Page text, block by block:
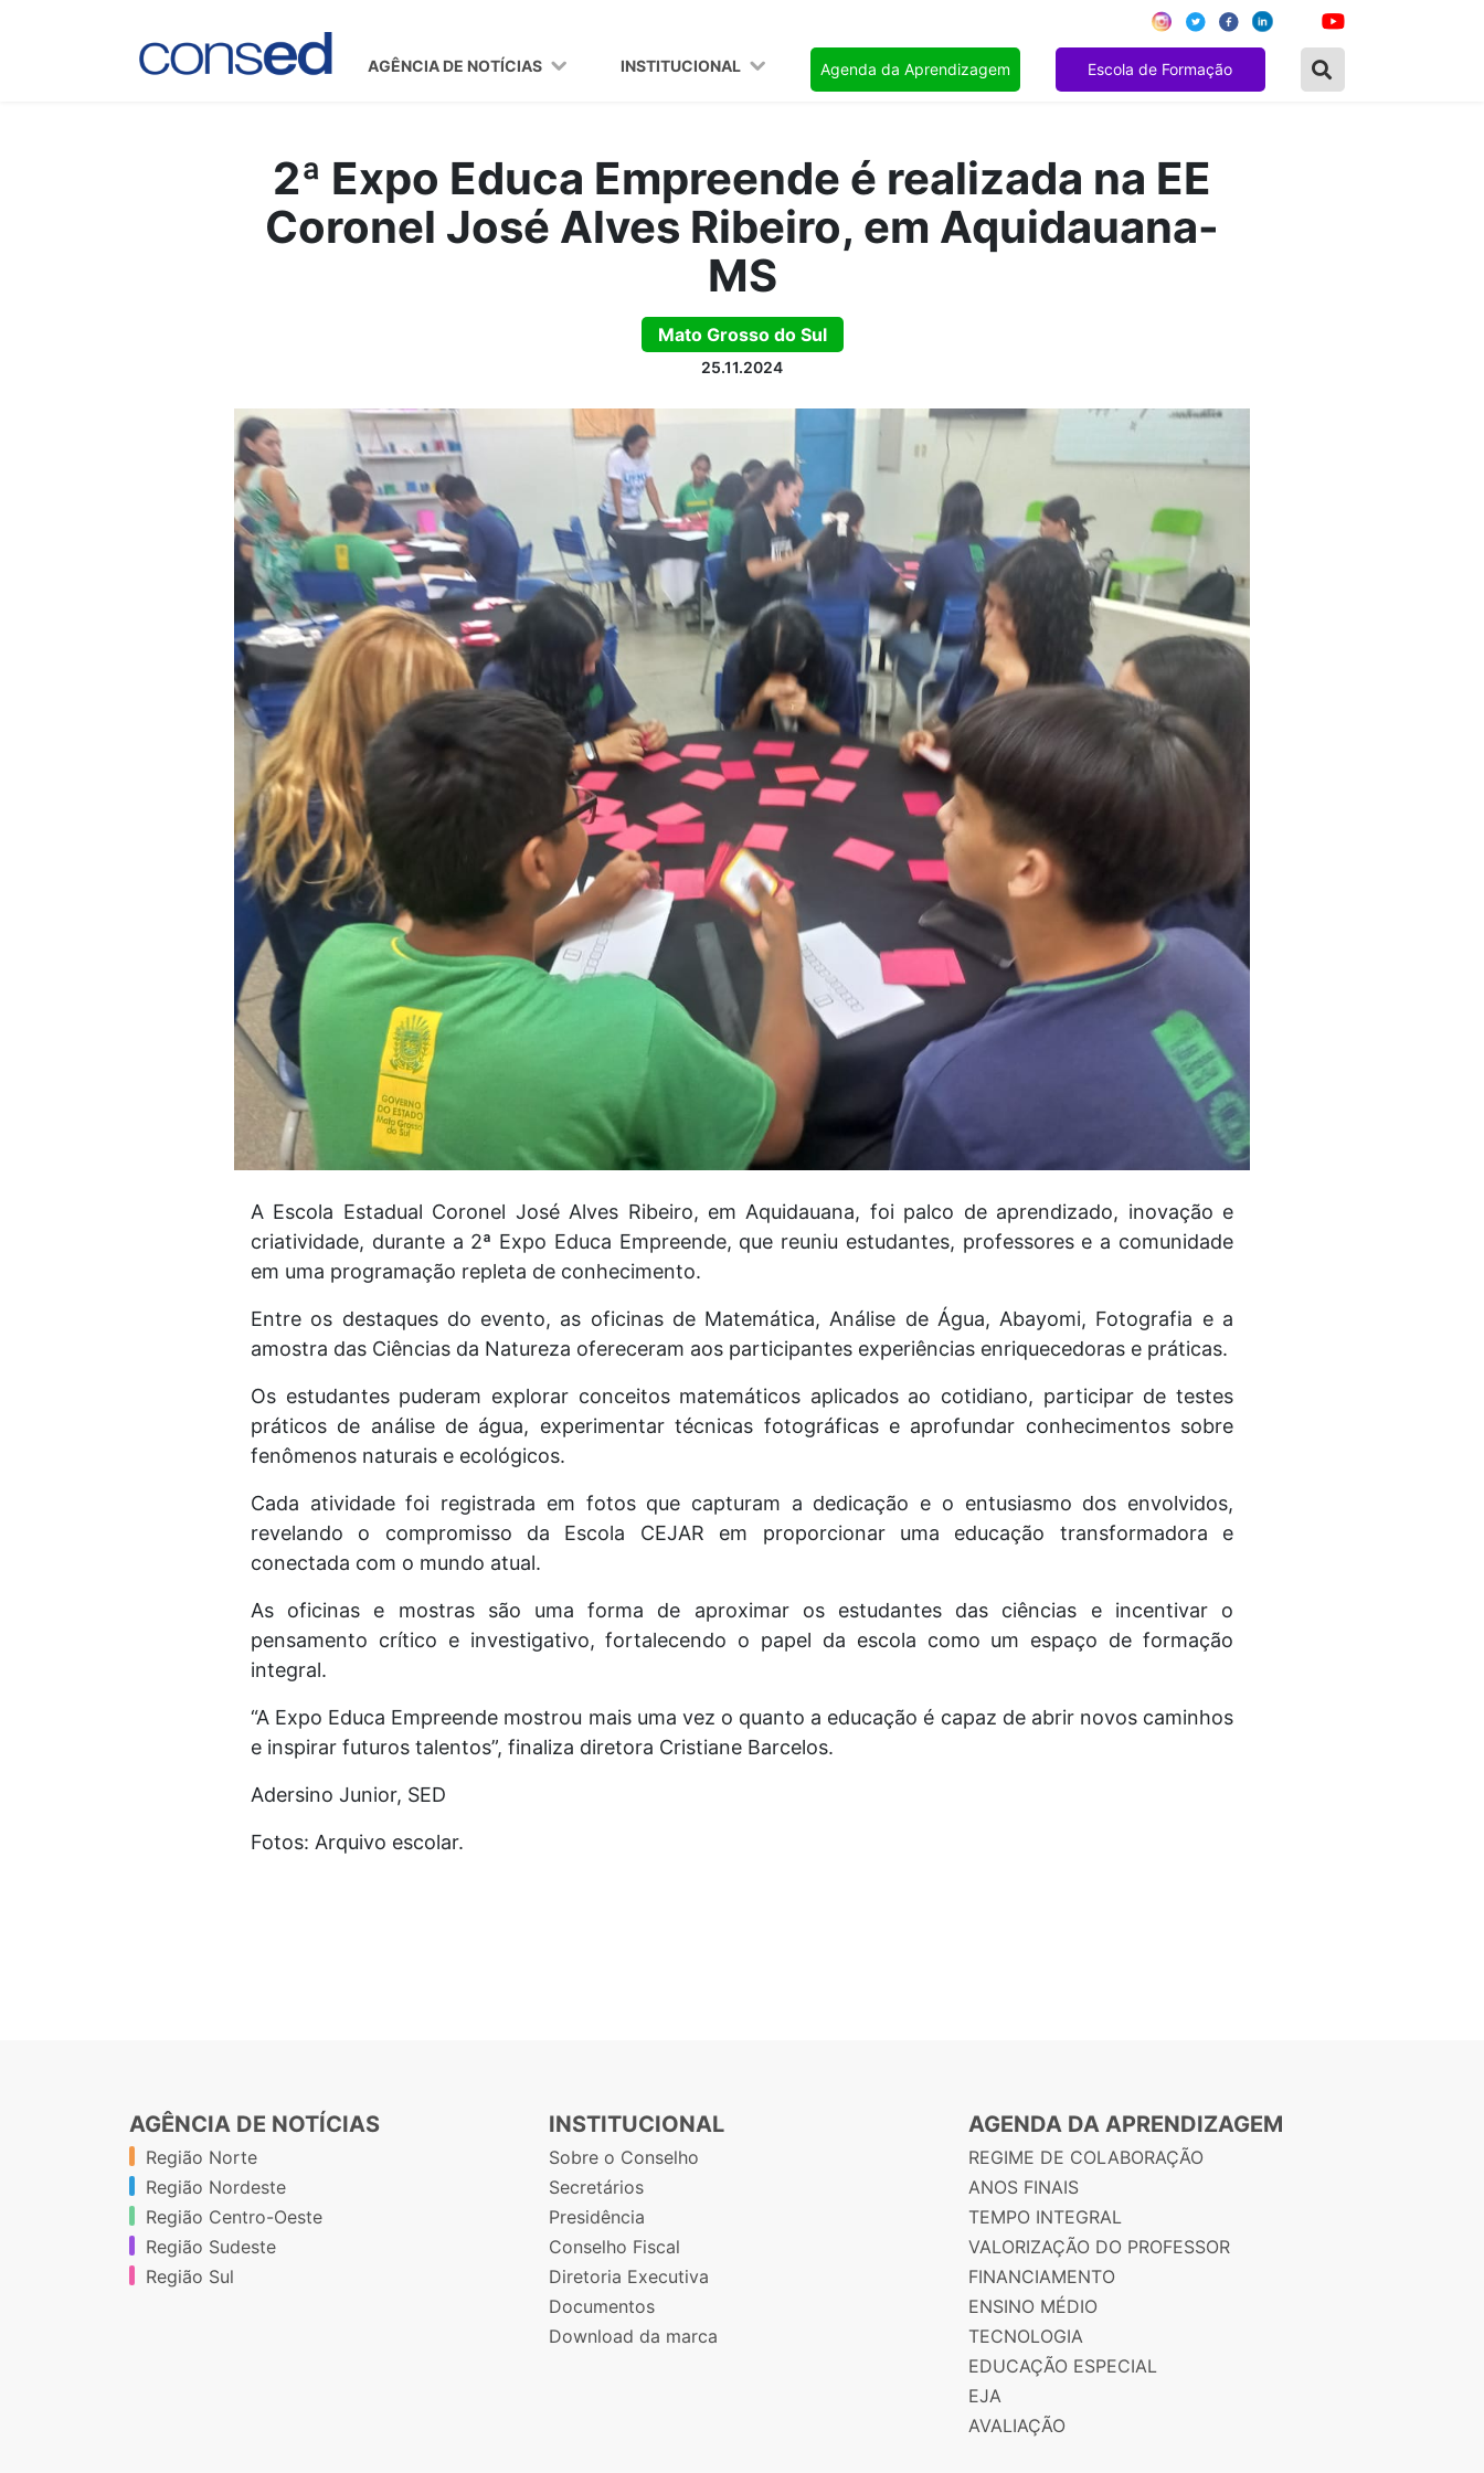
AGÊNCIA DE NOTÍCIAS INSTITUCIONAL Agenda da Aprendizagem Escola de Formação
2ª Expo Educa Empreende é realizada na EE
Coronel José Alves Ribeiro, em Aquidauana-
MS
Mato Grosso do Sul
25.11.2024
A Escola Estadual Coronel José Alves Ribeiro, em Aquidauana, foi palco de aprendizado, inovação e
criatividade, durante a 2ª Expo Educa Empreende, que reuniu estudantes, professores e a comunidade
em uma programação repleta de conhecimento.
Entre os destaques do evento, as oficinas de Matemática, Análise de Água, Abayomi, Fotografia e a
amostra das Ciências da Natureza ofereceram aos participantes experiências enriquecedoras e práticas.
Os estudantes puderam explorar conceitos matemáticos aplicados ao cotidiano, participar de testes
práticos de análise de água, experimentar técnicas fotográficas e aprofundar conhecimentos sobre
fenômenos naturais e ecológicos.
Cada atividade foi registrada em fotos que capturam a dedicação e o entusiasmo dos envolvidos,
revelando o compromisso da Escola CEJAR em proporcionar uma educação transformadora e
conectada com o mundo atual.
As oficinas e mostras são uma forma de aproximar os estudantes das ciências e incentivar o
pensamento crítico e investigativo, fortalecendo o papel da escola como um espaço de formação
integral.
“A Expo Educa Empreende mostrou mais uma vez o quanto a educação é capaz de abrir novos caminhos
e inspirar futuros talentos”, finaliza diretora Cristiane Barcelos.
Adersino Junior, SED
Fotos: Arquivo escolar.
AGÊNCIA DE NOTÍCIAS
Região Norte
Região Nordeste
Região Centro-Oeste
Região Sudeste
Região Sul
INSTITUCIONAL
Sobre o Conselho
Secretários
Presidência
Conselho Fiscal
Diretoria Executiva
Documentos
Download da marca
AGENDA DA APRENDIZAGEM
REGIME DE COLABORAÇÃO
ANOS FINAIS
TEMPO INTEGRAL
VALORIZAÇÃO DO PROFESSOR
FINANCIAMENTO
ENSINO MÉDIO
TECNOLOGIA
EDUCAÇÃO ESPECIAL
EJA
AVALIAÇÃO